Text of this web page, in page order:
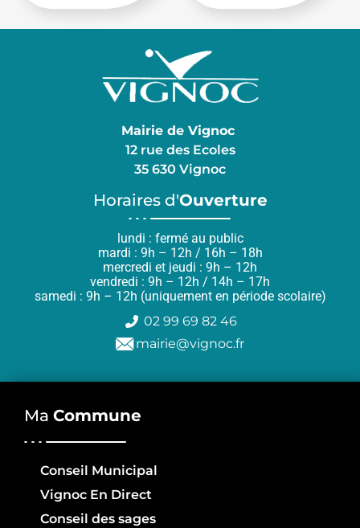
Mairie de Vignoc
12 rue des Ecoles
35 630 Vignoc
Horaires d'Ouverture
lundi : fermé au public
mardi : 9h – 12h / 16h – 18h
mercredi et jeudi : 9h – 12h
vendredi : 9h – 12h / 14h – 17h
samedi : 9h – 12h (uniquement en période scolaire)
02 99 69 82 46
mairie@vignoc.fr
Ma Commune
Conseil Municipal
Vignoc En Direct
Conseil des sages